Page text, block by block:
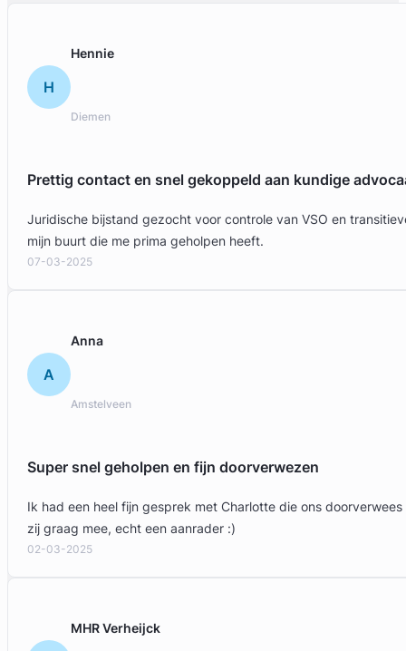
H
Hennie
Diemen
Prettig contact en snel gekoppeld aan kundige
Juridische bijstand gezocht voor controle van VSO en
mijn buurt die me prima geholpen heeft.
07-03-2025
A
Anna
Amstelveen
Super snel geholpen en fijn doorverwezen
Ik had een heel fijn gesprek met Charlotte die ons
zij graag mee, echt een aanrader :)
02-03-2025
MHR Verheijck